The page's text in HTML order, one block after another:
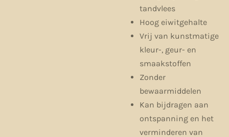
tandvlees
Hoog eiwitgehalte
Vrij van kunstmatige
kleur-, geur- en
smaakstoffen
Zonder
bewaarmiddelen
Kan bijdragen aan
ontspanning en het
verminderen van